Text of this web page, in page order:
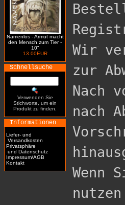
Namenlos - Armut macht
den Mensch zum Tier -
10"
13.00EUR
Schnellsuche
Verwenden Sie
Stichworte, um ein
Produkt zu finden.
Informationen
Liefer- und
Versandkosten
Privatsphäre
und Datenschutz
Impressum/AGB
Kontakt
Wir
zur
Nach
nach
Wenn